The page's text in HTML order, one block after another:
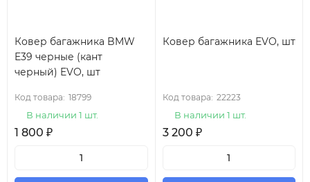
Ковер багажника BMW
E39 черные (кант
черный) EVO, шт
Код товара: 18799
В наличии 1 шт.
1 800 ₽
Ковер багажника EVO, шт
Код товара: 22223
В наличии 1 шт.
3 200 ₽